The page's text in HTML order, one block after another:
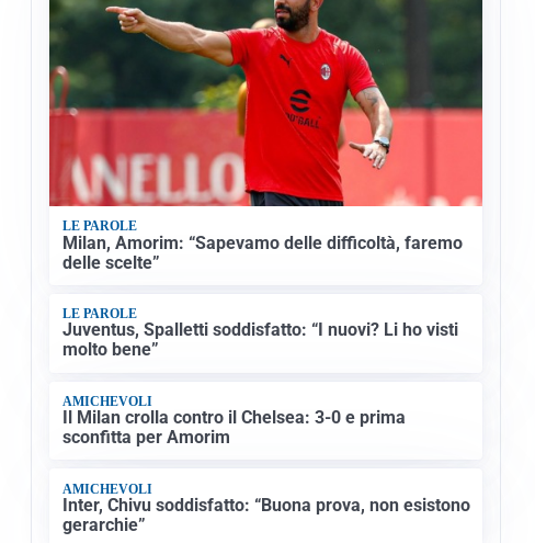
LE PAROLE
Milan, Amorim: “Sapevamo delle difficoltà, faremo
delle scelte”
LE PAROLE
Juventus, Spalletti soddisfatto: “I nuovi? Li ho visti
molto bene”
AMICHEVOLI
Il Milan crolla contro il Chelsea: 3-0 e prima
sconfitta per Amorim
AMICHEVOLI
Inter, Chivu soddisfatto: “Buona prova, non esistono
gerarchie”